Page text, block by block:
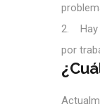
2. Hay
por